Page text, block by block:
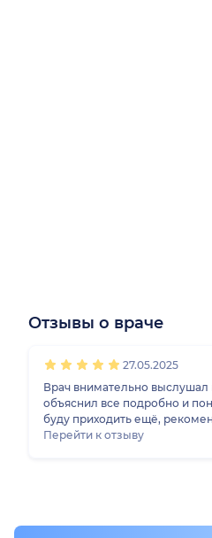
Отзывы о враче
27.05.2025
Врач внимательно
объяснил все подробно и
буду приходить ещё,
Перейти к отзыву